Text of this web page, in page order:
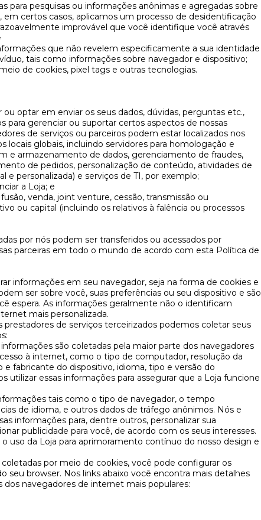
para pesquisas ou informações anônimas e agregadas sobre
certos casos, aplicamos um processo de desidentificação
improvável que você identifique você através
que não revelem especificamente a sua identidade
tais como informações sobre navegador e dispositivo;
de cookies, pixel tags e outras tecnologias.
optar em enviar os seus dados, dúvidas, perguntas etc.,
gerenciar ou suportar certos aspectos de nossas
de serviços ou parceiros podem estar localizados nos
locais globais, incluindo servidores para homologação e
e armazenamento de dados, gerenciamento de fraudes,
de pedidos, personalização de conteúdo, atividades de
personalizada) e serviços de TI, por exemplo;
a Loja; e
venda, joint venture, cessão, transmissão ou
ou capital (incluindo os relativos à falência ou processos
por nós podem ser transferidos ou acessados por
parceiras em todo o mundo de acordo com esta Política de
informações em seu navegador, seja na forma de cookies e
ser sobre você, suas preferências ou seu dispositivo e são
espera. As informações geralmente não o identificam
mais personalizada.
de serviços terceirizados podemos coletar seus
são coletadas pela maior parte dos navegadores
à internet, como o tipo de computador, resolução da
fabricante do dispositivo, idioma, tipo e versão do
essas informações para assegurar que a Loja funcione
tais como o tipo de navegador, o tempo
de idioma, e outros dados de tráfego anônimos. Nós e
informações para, dentre outros, personalizar sua
publicidade para você, de acordo com os seus interesses.
uso da Loja para aprimoramento contínuo do nosso design e
por meio de cookies, você pode configurar os
seu browser. Nos links abaixo você encontra mais detalhes
navegadores de internet mais populares: